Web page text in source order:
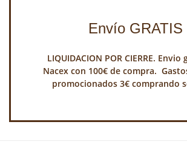
Envío GRATIS
LIQUIDACION POR CIERRE.
Nacex con 100€ de compra.
promocionados 3€ comprando